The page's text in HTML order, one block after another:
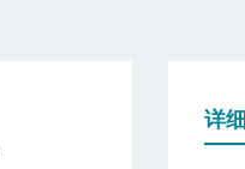
详